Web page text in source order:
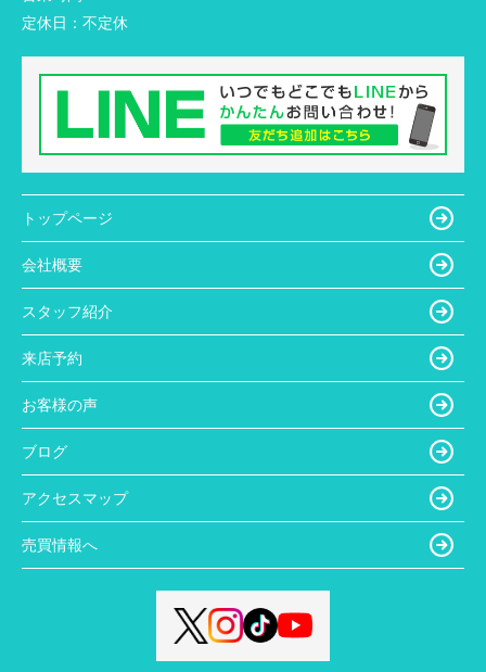
定休日： 不定休
トップページ
会社概要
スタッフ紹介
来店予約
お客様の声
ブログ
アクセスマップ
売買情報へ